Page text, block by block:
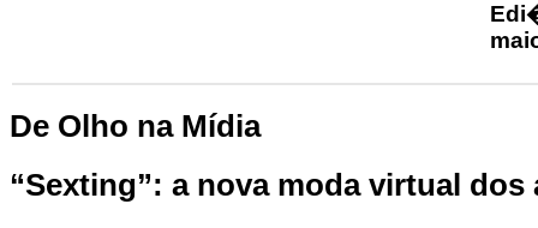
De Olho na Mídia
“Sexting”: a nova moda virtual dos